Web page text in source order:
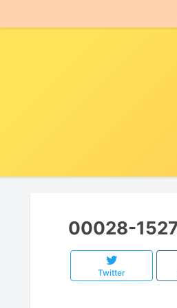
00028-
Twitter